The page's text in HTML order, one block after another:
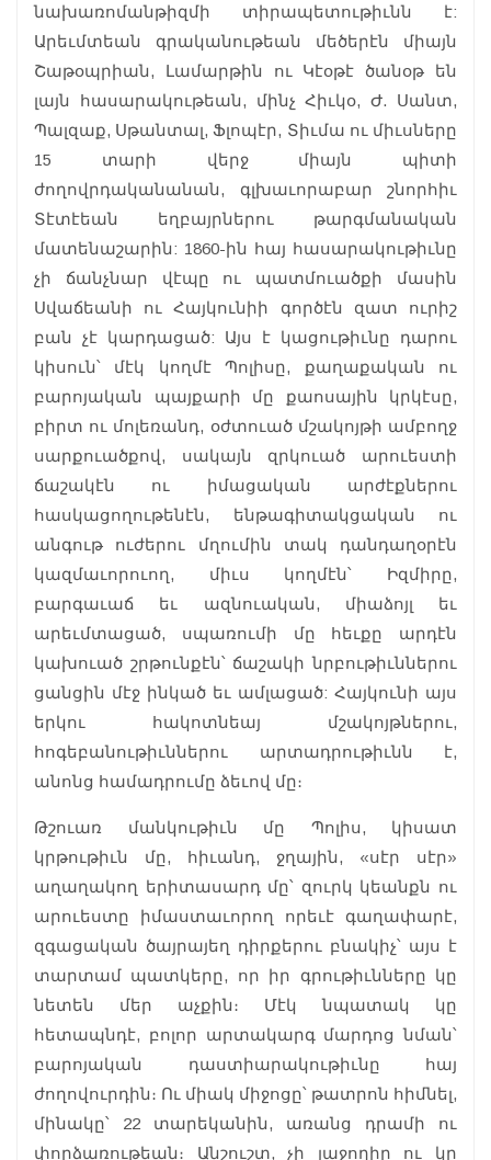
նախառոմանթիզմի տիրապետութիւնն է:
Արեւմտեան գրականութեան մեծերէն միայն
Շաթօպրիան, Լամարթին ու Կէօթէ ծանօթ են
լայն հասարակութեան, մինչ Հիւկօ, Ժ. Սանտ,
Պալզաք, Սթանտալ, Ֆլոպէր, Տիւմա ու միւսները
15 տարի վերջ միայն պիտի
ժողովրդականանան, գլխաւորաբար շնորհիւ
Տէտէեան եղբայրներու թարգմանական
մատենաշարին: 1860-ին հայ հասարակութիւնը
չի ճանչնար վէպը ու պատմուածքի մասին
Սվաճեանի ու Հայկունիի գործէն զատ ուրիշ
բան չէ կարդացած: Այս է կացութիւնը դարու
կիսուն՝ մէկ կողմէ Պոլիսը, քաղաքական ու
բարոյական պայքարի մը քաոսային կրկէսը,
բիրտ ու մոլեռանդ, օժտուած մշակոյթի ամբողջ
սարքուածքով, սակայն զրկուած արուեստի
ճաշակէն ու իմացական արժէքներու
հասկացողութենէն, ենթագիտակցական ու
անգութ ուժերու մղումին տակ դանդաղօրէն
կազմաւորուող, միւս կողմէն՝ Իզմիրը,
բարգաւաճ եւ ազնուական, միաձոյլ եւ
արեւմտացած, սպառումի մը հեւքը արդէն
կախուած շրթունքէն՝ ճաշակի նրբութիւններու
ցանցին մէջ ինկած եւ ամլացած: Հայկունի այս
երկու հակոտնեայ մշակոյթներու,
հոգեբանութիւններու արտադրութիւնն է,
անոնց համադրումը ձեւով մը։
Թշուառ մանկութիւն մը Պոլիս, կիսատ
կրթութիւն մը, հիւանդ, ջղային, «սէր սէր»
աղաղակող երիտասարդ մը՝ զուրկ կեանքն ու
արուեստը իմաստաւորող որեւէ գաղափարէ,
զգացական ծայրայեղ դիրքերու բնակիչ՝ այս է
տարտամ պատկերը, որ իր գրութիւնները կը
նետեն մեր աչքին։ Մէկ նպատակ կը
հետապնդէ, բոլոր արտակարգ մարդոց նման՝
բարոյական դաստիարակութիւնը հայ
ժողովուրդին։ Ու միակ միջոցը՝ թատրոն հիմնել,
մինակը՝ 22 տարեկանին, առանց դրամի ու
փորձառութեան։ Անշուշտ, չի յաջողիր ու կը